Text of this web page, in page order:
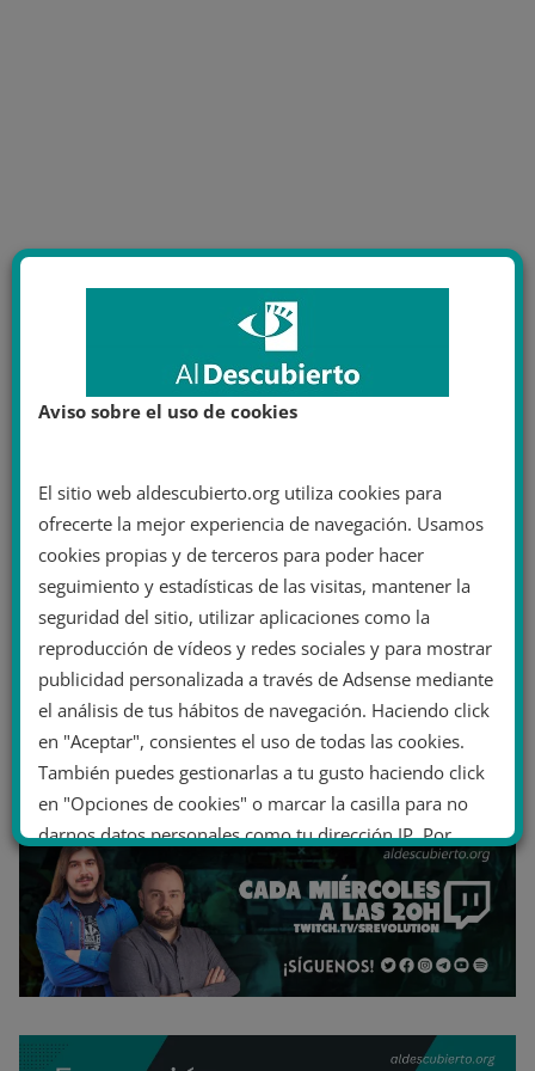
Aviso sobre el uso de cookies
El sitio web aldescubierto.org utiliza cookies para
ofrecerte la mejor experiencia de navegación. Usamos
cookies propias y de terceros para poder hacer
seguimiento y estadísticas de las visitas, mantener la
seguridad del sitio, utilizar aplicaciones como la
reproducción de vídeos y redes sociales y para mostrar
publicidad personalizada a través de Adsense mediante
el análisis de tus hábitos de navegación. Haciendo click
en "Aceptar", consientes el uso de todas las cookies.
También puedes gestionarlas a tu gusto haciendo click
en "Opciones de cookies" o marcar la casilla para no
darnos datos personales como tu dirección IP. Por
último, puedes leer nuestra Política de cookies.
No dar mi información personal
.